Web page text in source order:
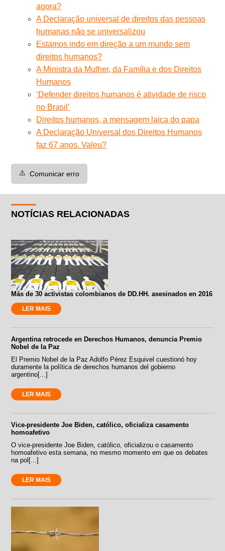
agora?
A Declaração universal de direitos das pessoas
humanas não se universalizou
Estamos indo em direção a um mundo sem
direitos humanos?
A Ministra da Mulher, da Família e dos Direitos
Humanos
‘Defender direitos humanos é atividade de risco
no Brasil’
Direitos humanos, a mensagem laica do papa
A Declaração Universal dos Direitos Humanos
faz 67 anos. Valeu?
⚠️ Comunicar erro
NOTÍCIAS RELACIONADAS
Más de 30 activistas colombianos de DD.HH. asesinados en 2016
LER MAIS
Argentina retrocede en Derechos Humanos, denuncia Premio
Nobel de la Paz
El Premio Nobel de la Paz Adolfo Pérez Esquivel cuestionó hoy
duramente la política de derechos humanos del gobierno
argentino[...]
LER MAIS
Vice-presidente Joe Biden, católico, oficializa casamento
homoafetivo
O vice-presidente Joe Biden, católico, oficializou o casamento
homoafetivo esta semana, no mesmo momento em que os debates
na pol[...]
LER MAIS